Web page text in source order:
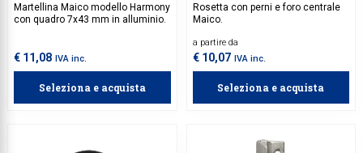
Martellina Maico modello Harmony
con quadro 7x43 mm in alluminio.
€ 11,08 IVA inc.
Seleziona e acquista
Rosetta con perni e foro centrale
Maico.
a partire da
€ 10,07 IVA inc.
Seleziona e acquista